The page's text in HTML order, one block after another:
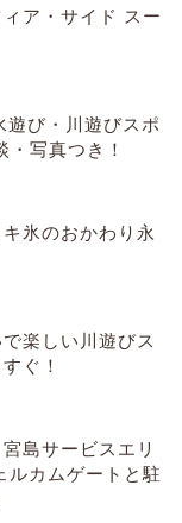
ア・サイド スー
遊び・川遊びスポ
写真つき！
氷のおかわり永
楽しい川遊びス
ぐ！
島サービスエリ
ルカムゲートと駐